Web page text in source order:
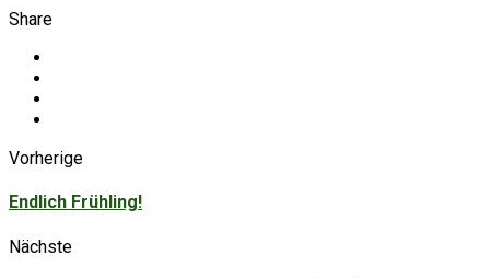
Share
Vorherige
Endlich Frühling!
Nächste